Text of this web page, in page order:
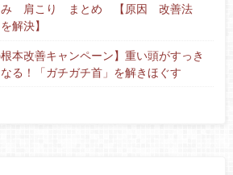
み 肩こり まとめ 【原因 改善法
解決】
根本改善キャンペーン】重い頭がすっき
る！「ガチガチ首」を解きほぐす